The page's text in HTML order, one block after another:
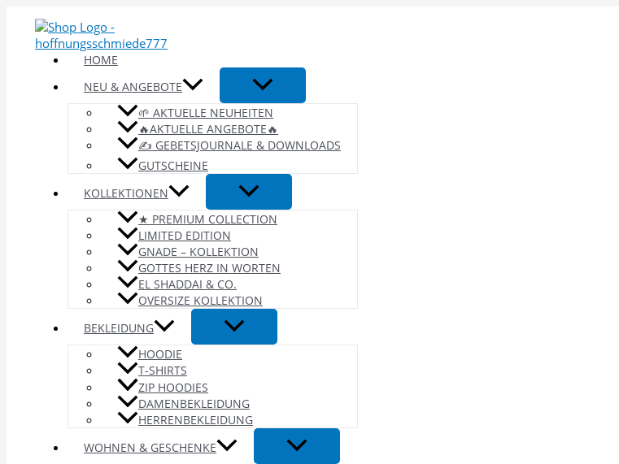
Inhalt
springen
HOME
NEU & ANGEBOTE
🌱 AKTUELLE NEUHEITEN
🔥AKTUELLE ANGEBOTE🔥
✍️ GEBETSJOURNALE & DOWNLOADS
GUTSCHEINE
KOLLEKTIONEN
★ PREMIUM COLLECTION
LIMITED EDITION
GNADE – KOLLEKTION
GOTTES HERZ IN WORTEN
EL SHADDAI & CO.
OVERSIZE KOLLEKTION
BEKLEIDUNG
HOODIE
T-SHIRTS
ZIP HOODIES
DAMENBEKLEIDUNG
HERRENBEKLEIDUNG
WOHNEN & GESCHENKE